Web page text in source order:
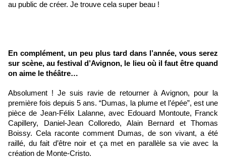
au public de créer. Je trouve cela super beau !
En complément, un peu plus tard dans l’année, vous serez
sur scène, au festival d’Avignon, le lieu où il faut être quand
on aime le théâtre…
Absolument ! Je suis ravie de retourner à Avignon, pour la
première fois depuis 5 ans. “Dumas, la plume et l’épée”, est une
pièce de Jean-Félix Lalanne, avec Edouard Montoute, Franck
Capillery, Daniel-Jean Colloredo, Alain Bernard et Thomas
Boissy. Cela raconte comment Dumas, de son vivant, a été
raillé, du fait d’être noir et ça met en parallèle sa vie avec la
création de Monte-Cristo.